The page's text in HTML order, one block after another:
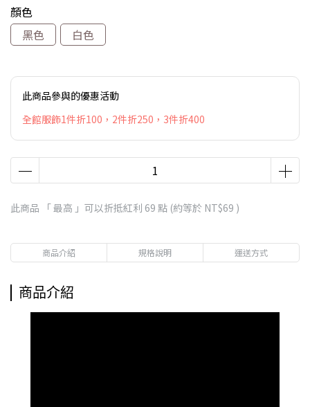
顏色
黑色
白色
此商品參與的優惠活動
全館服飾1件折100，2件折250，3件折400
此商品 「 最高 」可以折抵紅利 69 點 (約等於 NT$69 )
商品介紹 規格說明 運送方式
商品介紹